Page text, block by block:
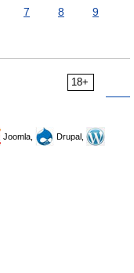
7 8
9
18+
Joomla,
Drupal,